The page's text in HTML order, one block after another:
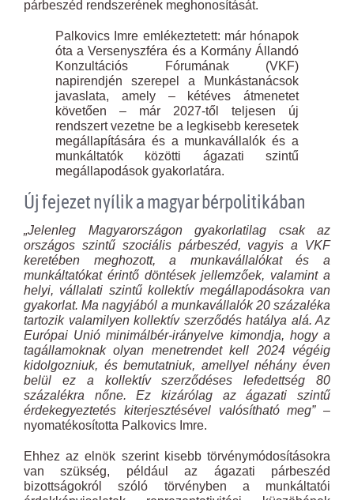
párbeszéd rendszerének meghonosítását.
Palkovics Imre emlékeztetett: már hónapok
óta a Versenyszféra és a Kormány Állandó
Konzultációs Fórumának (VKF)
napirendjén szerepel a Munkástanácsok
javaslata, amely – kétéves átmenetet
követően – már 2027-től teljesen új
rendszert vezetne be a legkisebb keresetek
megállapítására és a munkavállalók és a
munkáltatók közötti ágazati szintű
megállapodások gyakorlatára.
Új fejezet nyílik a magyar bérpolitikában
„Jelenleg Magyarországon gyakorlatilag csak az
országos szintű szociális párbeszéd, vagyis a VKF
keretében meghozott, a munkavállalókat és a
munkáltatókat érintő döntések jellemzőek, valamint a
helyi, vállalati szintű kollektív megállapodásokra van
gyakorlat. Ma nagyjából a munkavállalók 20 százaléka
tartozik valamilyen kollektív szerződés hatálya alá. Az
Európai Unió minimálbér-irányelve kimondja, hogy a
tagállamoknak olyan menetrendet kell 2024 végéig
kidolgozniuk, és bemutatniuk, amellyel néhány éven
belül ez a kollektív szerződéses lefedettség 80
százalékra nőne. Ez kizárólag az ágazati szintű
érdekegyeztetés kiterjesztésével valósítható meg”–
nyomatékosította Palkovics Imre.
Ehhez az elnök szerint kisebb törvénymódosításokra
van szükség, például az ágazati párbeszéd
bizottságokról szóló törvényben a munkáltatói